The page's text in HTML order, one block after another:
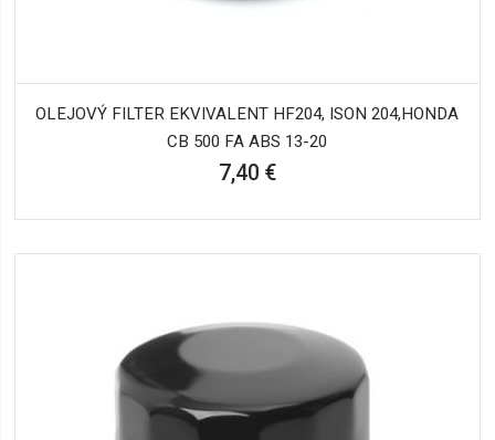
OLEJOVÝ FILTER EKVIVALENT HF204, ISON 204,HONDA
CB 500 FA ABS 13-20
7,40 €